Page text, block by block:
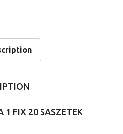
1 FIX 20 SASZETEK